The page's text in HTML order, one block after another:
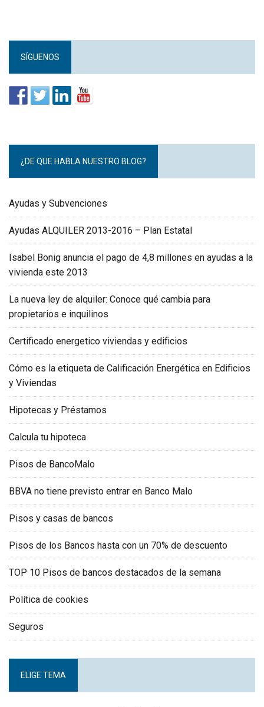
SÍGUENOS
¿DE QUE HABLA NUESTRO BLOG?
Ayudas y Subvenciones
Ayudas ALQUILER 2013-2016 – Plan Estatal
Isabel Bonig anuncia el pago de 4,8 millones en ayudas a la
vivienda este 2013
La nueva ley de alquiler: Conoce qué cambia para
propietarios e inquilinos
Certificado energetico viviendas y edificios
Cómo es la etiqueta de Calificación Energética en Edificios
y Viviendas
Hipotecas y Préstamos
Calcula tu hipoteca
Pisos de BancoMalo
BBVA no tiene previsto entrar en Banco Malo
Pisos y casas de bancos
Pisos de los Bancos hasta con un 70% de descuento
TOP 10 Pisos de bancos destacados de la semana
Política de cookies
Seguros
ELIGE TEMA